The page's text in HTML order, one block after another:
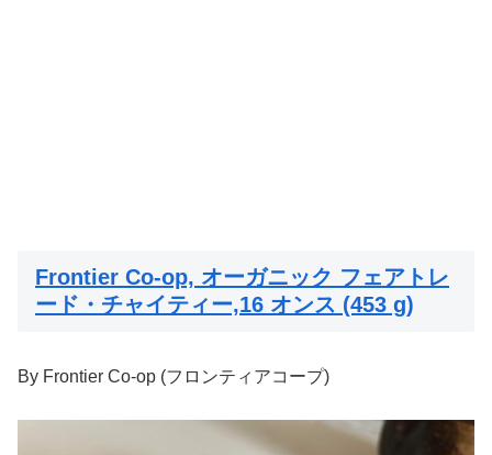
Frontier Co-op, オーガニック フェアトレ
ード・チャイティー,16 オンス (453 g)
By Frontier Co-op (フロンティアコープ)